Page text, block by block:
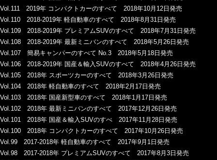
Vol.111 2019年 コンパクトカーのすべて 2018年10月12日発売
Vol.110 2018-2019年 軽自動車のすべて 2018年8月31日発売
Vol.109 2018-2019年 プレミアムSUVのすべて 2018年7月31日発売
Vol.108 2018-2019年 最新ミニバンのすべて 2018年5月26日発売
Vol.107 簡易キャンパーのすべて No.3 2018年5月18日発売
Vol.106 2018-2019年 国産＆輸入SUVのすべて 2018年4月26日発売
Vol.105 2018年 スポーツカーのすべて 2018年3月26日発売
Vol.104 2018年 軽自動車のすべて 2018年2月17日発売
Vol.103 2018年 国産新型車のすべて 2018年1月17日発売
Vol.102 2018年 最新ミニバンのすべて 2017年12月26日発売
Vol.101 2018年 国産＆輸入SUVのすべ 2017年11月28日発売
Vol.100 2018年 コンパクトカーのすべて 2017年10月26日発売
Vol.99 2017-2018年 軽自動車のすべて 2017年9月1日発売
Vol.98 2017-2018年 プレミアムSUVのすべて 2017年8月3日発売